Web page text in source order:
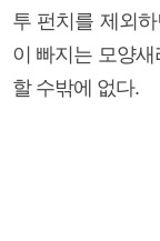
투 펀치를 제외
이 빠지는 모양
할 수밖에 없다.